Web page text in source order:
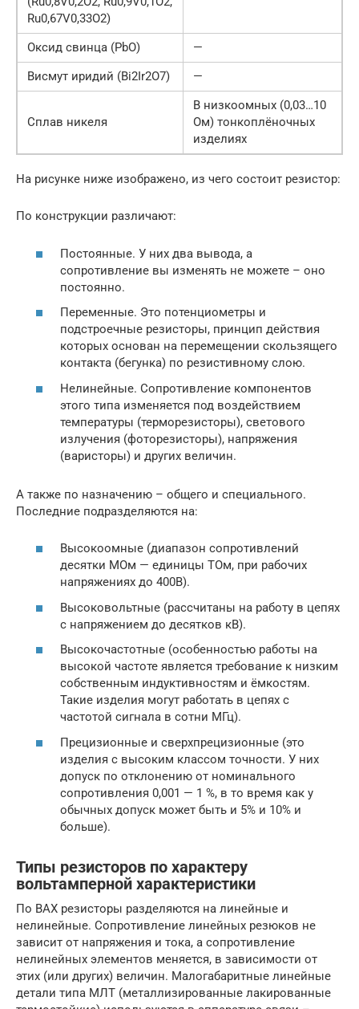
Ru0,67V0,33O2)
Оксид свинца (PbO)
—
Висмут иридий (Bi2Ir2O7)
—
Сплав никеля
В низкоомных (0,03…10
Ом) тонкоплёночных
изделиях
На рисунке ниже изображено, из чего состоит резистор:
По конструкции различают:
Постоянные. У них два вывода, а
сопротивление вы изменять не можете – оно
постоянно.
Переменные. Это потенциометры и
подстроечные резисторы, принцип действия
которых основан на перемещении скользящего
контакта (бегунка) по резистивному слою.
Нелинейные. Сопротивление компонентов
этого типа изменяется под воздействием
температуры (терморезисторы), светового
излучения (фоторезисторы), напряжения
(варисторы) и других величин.
А также по назначению – общего и специального.
Последние подразделяются на:
Высокоомные (диапазон сопротивлений
десятки МОм — единицы ТОм, при рабочих
напряжениях до 400В).
Высоковольтные (рассчитаны на работу в цепях
с напряжением до десятков кВ).
Высокочастотные (особенностью работы на
высокой частоте является требование к низким
собственным индуктивностям и ёмкостям.
Такие изделия могут работать в цепях с
частотой сигнала в сотни МГц).
Прецизионные и сверхпрецизионные (это
изделия с высоким классом точности. У них
допуск по отклонению от номинального
сопротивления 0,001 — 1 %, в то время как у
обычных допуск может быть и 5% и 10% и
больше).
Типы резисторов по характеру
вольтамперной характеристики
По ВАХ резисторы разделяются на линейные и
нелинейные. Сопротивление линейных резюков не
зависит от напряжения и тока, а сопротивление
нелинейных элементов меняется, в зависимости от
этих (или других) величин. Малогабаритные линейные
детали типа МЛТ (металлизированные лакированные